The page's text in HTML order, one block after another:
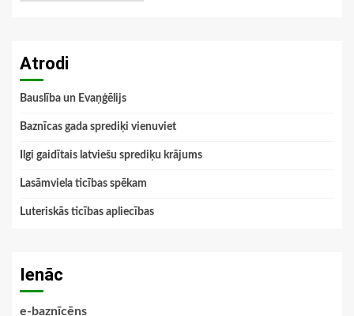
Atrodi
Bauslība un Evaņģēlijs
Baznīcas gada sprediķi vienuviet
Ilgi gaidītais latviešu sprediķu krājums
Lasāmviela ticības spēkam
Luteriskās ticības apliecības
Ienāc
e-baznīcēns